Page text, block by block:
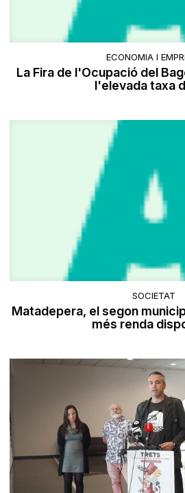
ECONOMIA I
La Fira de l'Ocupació del
l'elevada taxa
SOCIETAT
Matadepera, el segon
més renda